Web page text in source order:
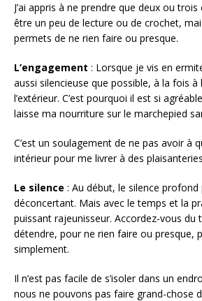
J’ai appris à ne prendre que deux ou
être un peu de lecture ou de crochet,
permets de ne rien faire ou presque.
L’engagement : Lorsque je vis en
aussi silencieuse que possible, à la fois à
l’extérieur. C’est pourquoi il est si
laisse ma nourriture sur le marchepied
C’est un soulagement de ne pas avoir à
intérieur pour me livrer à des
Le silence : Au début, le silence profond
déconcertant. Mais avec le temps et la
puissant rajeunisseur. Accordez-vous du
détendre, pour ne rien faire ou presque,
simplement.
Il n’est pas facile de s’isoler dans un
nous ne pouvons pas faire grand-chose